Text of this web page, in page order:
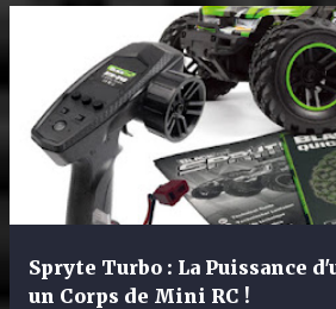
Spryte Turbo : La Puissance
un Corps de Mini RC !